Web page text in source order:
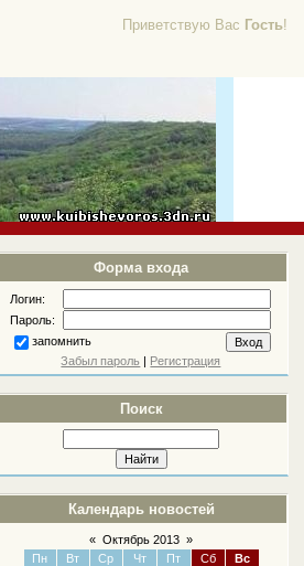
Приветствую Вас Гость!
Форма входа
Логин:
Пароль:
запомнить
Забыл пароль | Регистрация
Поиск
Календарь новостей
« Октябрь 2013 »
Пн
Вт Ср Чт Пт Сб
Вс